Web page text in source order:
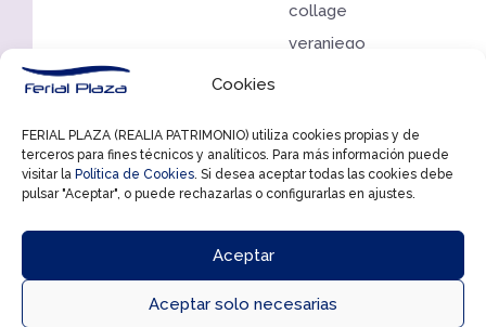
Cookies
FERIAL PLAZA (REALIA PATRIMONIO) utiliza cookies propias y de
terceros para fines técnicos y analíticos. Para más información puede
visitar la Política de Cookies. Si desea aceptar todas las cookies debe
pulsar "Aceptar", o puede rechazarlas o configurarlas en ajustes.
Aceptar
Aceptar solo necesarias
collage
veraniego
agosto:
Construcción
de
Animales